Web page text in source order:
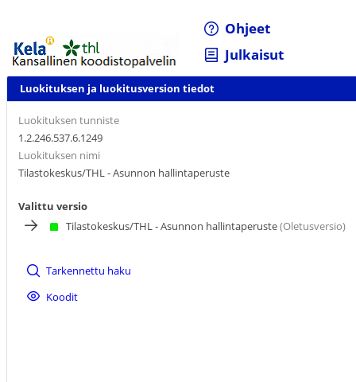
Ohjeet
Julkaisut
Luokituksen ja luokitusversion tiedot
Luokituksen tunniste
1.2.246.537.6.1249
Luokituksen nimi
Tilastokeskus/THL - Asunnon hallintaperuste
Valittu versio
Tilastokeskus/THL - Asunnon hallintaperuste(Oletusversio)
Tarkennettu haku
Koodit